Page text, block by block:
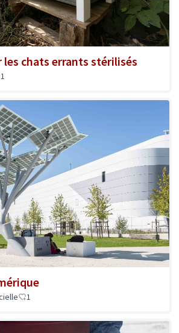
les chats errants stérilisés
1
1